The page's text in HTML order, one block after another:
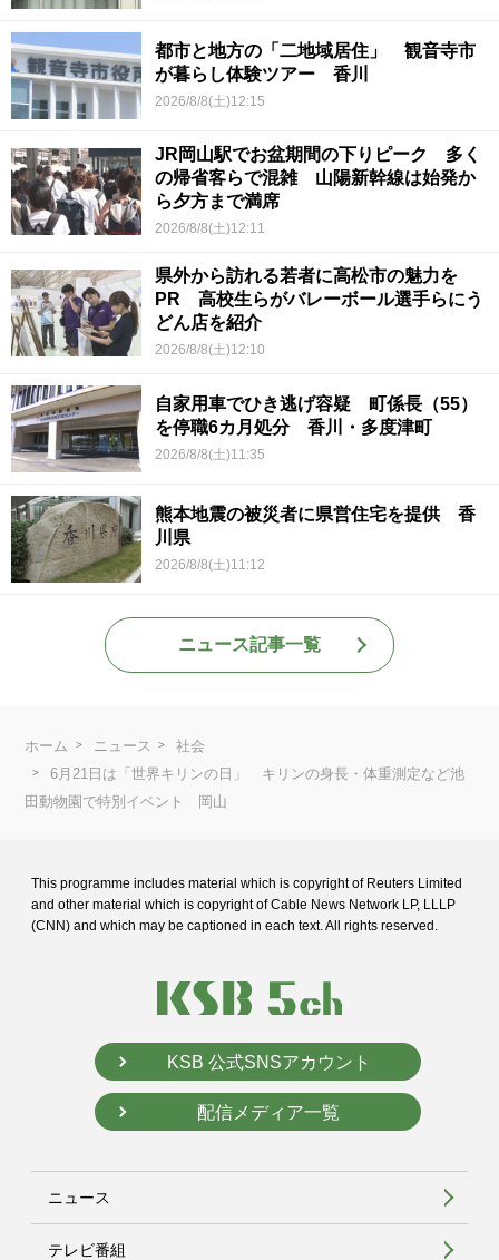
都市と地方の「二地域居住」 観音寺市
が暮らし体験ツアー 香川
2026/8/8(土)12:15
JR岡山駅でお盆期間の下りピーク 多く
の帰省客らで混雑 山陽新幹線は始発か
ら夕方まで満席
2026/8/8(土)12:11
県外から訪れる若者に高松市の魅力を
PR 高校生らがバレーボール選手らにう
どん店を紹介
2026/8/8(土)12:10
自家用車でひき逃げ容疑 町係長（55）
を停職6カ月処分 香川・多度津町
2026/8/8(土)11:35
熊本地震の被災者に県営住宅を提供 香
川県
2026/8/8(土)11:12
ニュース記事一覧
ホーム ニュース
社会
6月21日は「世界キリンの日」 キリンの身長・体重測定など池
田動物園で特別イベント 岡山
This programme includes material which is copyright of Reuters Limited
and other material which is copyright of Cable News Network LP, LLLP
(CNN) and which may be captioned in each text. All rights reserved.
KSB 公式SNSアカウント
配信メディア一覧
ニュース
テレビ番組